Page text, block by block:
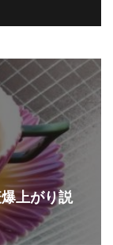
上がり説